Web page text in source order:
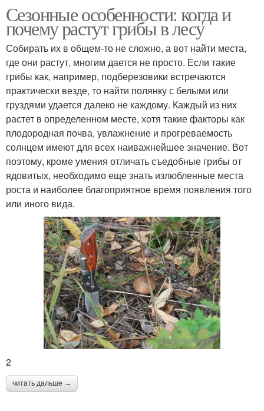
Сезонные особенности: когда и
почему растут грибы в лесу
Собирать их в общем-то не сложно, а вот найти места,
где они растут, многим дается не просто. Если такие
грибы как, например, подберезовики встречаются
практически везде, то найти полянку с белыми или
груздями удается далеко не каждому. Каждый из них
растет в определенном месте, хотя такие факторы как
плодородная почва, увлажнение и прогреваемость
солнцем имеют для всех наиважнейшее значение. Вот
поэтому, кроме умения отличать съедобные грибы от
ядовитых, необходимо еще знать излюбленные места
роста и наиболее благоприятное время появления того
или иного вида.
2
читать дальше →